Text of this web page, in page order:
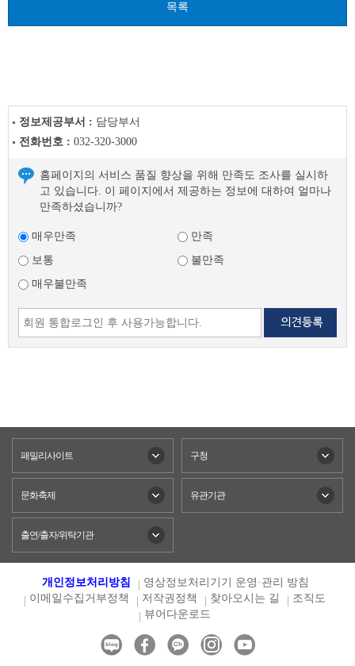
목록
정보제공부서 : 담당부서
전화번호 : 032-320-3000
홈페이지의 서비스 품질 향상을 위해 만족도 조사를 실시하
고 있습니다. 이 페이지에서 제공하는 정보에 대하여 얼마나
만족하셨습니까?
매우만족
만족
보통
불만족
매우불만족
패밀리사이트 구청
문화축제 유관기관
출연/출자/위탁기관
개인정보처리방침
영상정보처리기기 운영·관리 방침
이메일수집거부정책
저작권정책 찾아오시는 길
조직도
뷰어다운로드